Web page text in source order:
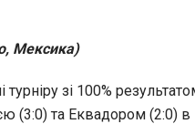
Мексика)
зі 100%
(3:0) та Еквадором (2:0) в